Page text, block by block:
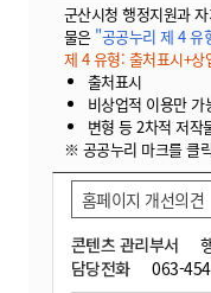
군산시청 행정지원과
물은 "공공누리 제 4 유
제 4 유형: 출처표시+상
출처표시
비상업적 이용만 가
변형 등 2차적 저작
※ 공공누리 마크를 클
콘텐츠 관리부서
담당전화
063-
홈페이지 개선의견